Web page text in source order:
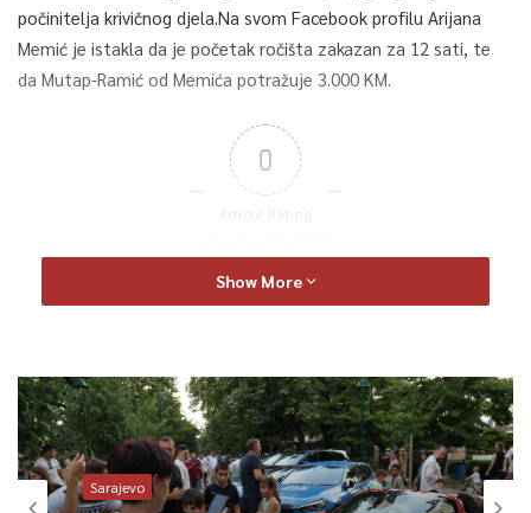
počinitelja krivičnog djela.Na svom Facebook profilu Arijana
Memić je istakla da je početak ročišta zakazan za 12 sati, te
da Mutap-Ramić od Memića potražuje 3.000 KM.
0
Article Rating
Show More
Sarajevo